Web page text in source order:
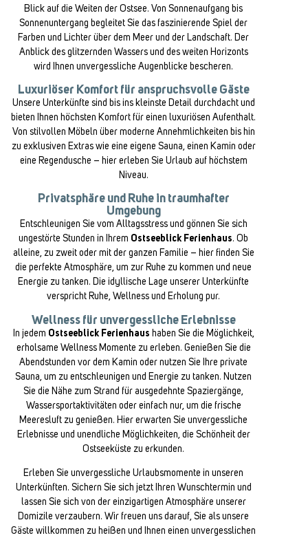
Blick auf die Weiten der Ostsee. Von Sonnenaufgang bis
Sonnenuntergang begleitet Sie das faszinierende Spiel der
Farben und Lichter über dem Meer und der Landschaft. Der
Anblick des glitzernden Wassers und des weiten Horizonts
wird Ihnen unvergessliche Augenblicke bescheren.
Luxuriöser Komfort für anspruchsvolle Gäste
Unsere Unterkünfte sind bis ins kleinste Detail durchdacht und
bieten Ihnen höchsten Komfort für einen luxuriösen Aufenthalt.
Von stilvollen Möbeln über moderne Annehmlichkeiten bis hin
zu exklusiven Extras wie eine eigene Sauna, einen Kamin oder
eine Regendusche – hier erleben Sie Urlaub auf höchstem
Niveau.
Privatsphäre und Ruhe in traumhafter
Umgebung
Entschleunigen Sie vom Alltagsstress und gönnen Sie sich
ungestörte Stunden in Ihrem Ostseeblick Ferienhaus. Ob
alleine, zu zweit oder mit der ganzen Familie – hier finden Sie
die perfekte Atmosphäre, um zur Ruhe zu kommen und neue
Energie zu tanken. Die idyllische Lage unserer Unterkünfte
verspricht Ruhe, Wellness und Erholung pur.
Wellness für unvergessliche Erlebnisse
In jedem Ostseeblick Ferienhaus haben Sie die Möglichkeit,
erholsame Wellness Momente zu erleben. Genießen Sie die
Abendstunden vor dem Kamin oder nutzen Sie Ihre private
Sauna, um zu entschleunigen und Energie zu tanken. Nutzen
Sie die Nähe zum Strand für ausgedehnte Spaziergänge,
Wassersportaktivitäten oder einfach nur, um die frische
Meeresluft zu genießen. Hier erwarten Sie unvergessliche
Erlebnisse und unendliche Möglichkeiten, die Schönheit der
Ostseeküste zu erkunden.
Erleben Sie unvergessliche Urlaubsmomente in unseren
Unterkünften. Sichern Sie sich jetzt Ihren Wunschtermin und
lassen Sie sich von der einzigartigen Atmosphäre unserer
Domizile verzaubern. Wir freuen uns darauf, Sie als unsere
Gäste willkommen zu heißen und Ihnen einen unvergesslichen